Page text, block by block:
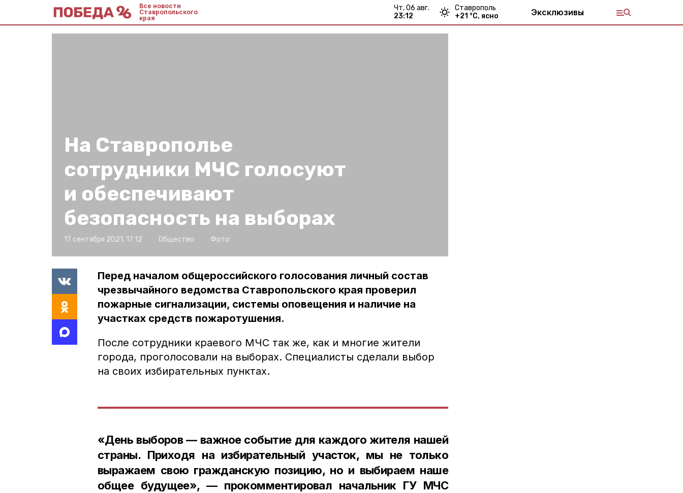
Все новости
Ставропольского
края
чт, 06 авг.
23:12
Ставрополь
+21 °С, ясно Эксклюзивы
На Ставрополье
сотрудники МЧС голосуют
и обеспечивают
безопасность на выборах
17 сентября 2021, 17:12 Общество Фото:
Перед началом общероссийского голосования личный состав
чрезвычайного ведомства Ставропольского края проверил
пожарные сигнализации, системы оповещения и наличие на
участках средств пожаротушения.
После сотрудники краевого МЧС так же, как и многие жители
города, проголосовали на выборах. Специалисты сделали выбор
на своих избирательных пунктах.
«День выборов — важное событие для каждого жителя нашей
страны. Приходя на избирательный участок, мы не только
выражаем свою гражданскую позицию, но и выбираем наше
общее будущее», — прокомментировал начальник ГУ МЧС